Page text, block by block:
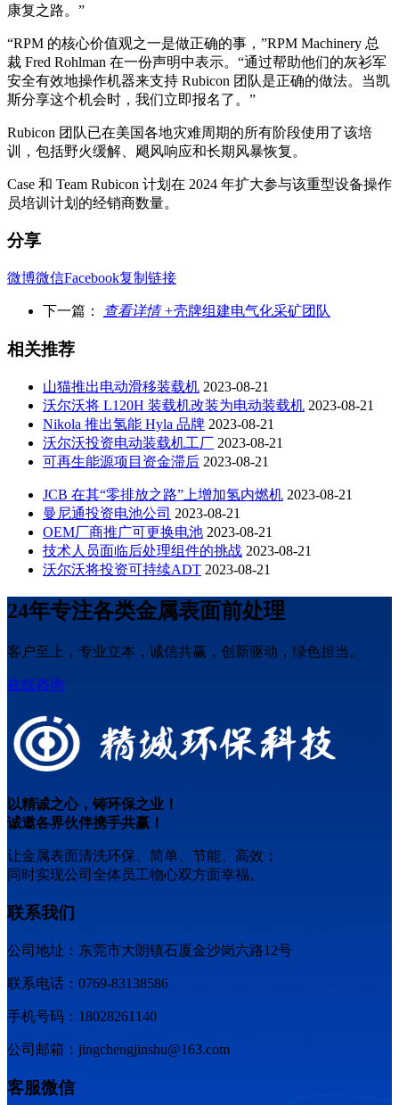
康复之路。”
“RPM 的核心价值观之一是做正确的事，”RPM Machinery 总
裁 Fred Rohlman 在一份声明中表示。“通过帮助他们的灰衫军
安全有效地操作机器来支持 Rubicon 团队是正确的做法。当凯
斯分享这个机会时，我们立即报名了。”
Rubicon 团队已在美国各地灾难周期的所有阶段使用了该培
训，包括野火缓解、飓风响应和长期风暴恢复。
Case 和 Team Rubicon 计划在 2024 年扩大参与该重型设备操作
员培训计划的经销商数量。
分享
微博微信Facebook复制链接
下一篇： 查看详情 +壳牌组建电气化采矿团队
相关推荐
山猫推出电动滑移装载机 2023-08-21
沃尔沃将 L120H 装载机改装为电动装载机 2023-08-21
Nikola 推出氢能 Hyla 品牌 2023-08-21
沃尔沃投资电动装载机工厂 2023-08-21
可再生能源项目资金滞后 2023-08-21
JCB 在其“零排放之路”上增加氢内燃机 2023-08-21
曼尼通投资电池公司 2023-08-21
OEM厂商推广可更换电池 2023-08-21
技术人员面临后处理组件的挑战 2023-08-21
沃尔沃将投资可持续ADT 2023-08-21
24​​年专注各类金属表面前处理
客户至上，专业立本，诚信共赢，创新驱动，绿色担当。
在线咨询
以精诚之心，铸环保之业！
诚邀各界伙伴携手共赢！
让金属表面清洗环保、简单、节能、高效；
同时实现公司全体员工物心双方面幸福。
联系我们
公司地址：东莞市大朗镇石厦金沙岗六路12号
联系电话：0769-83138586
手机号码：18028261140
公司邮箱：jingchengjinshu@163.com
客服微信